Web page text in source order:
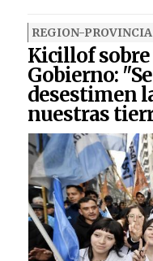
REGION-PROVINCIA
Kicillof
Gobierno:
desestimen
nuestras